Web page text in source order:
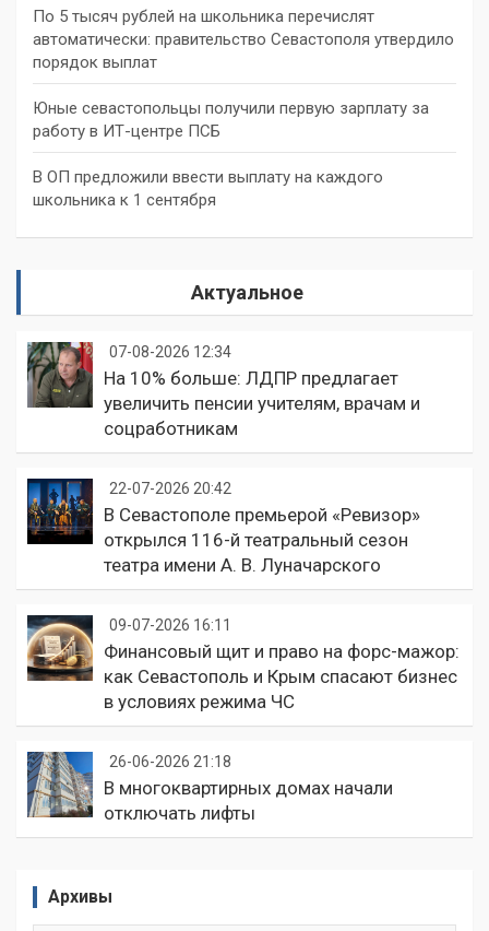
По 5 тысяч рублей на школьника перечислят
автоматически: правительство Севастополя утвердило
порядок выплат
Юные севастопольцы получили первую зарплату за
работу в ИТ-центре ПСБ
В ОП предложили ввести выплату на каждого
школьника к 1 сентября
Актуальное
07-08-2026 12:34
На 10% больше: ЛДПР предлагает
увеличить пенсии учителям, врачам и
соцработникам
22-07-2026 20:42
В Севастополе премьерой «Ревизор»
открылся 116-й театральный сезон
театра имени А. В. Луначарского
09-07-2026 16:11
Финансовый щит и право на форс-мажор:
как Севастополь и Крым спасают бизнес
в условиях режима ЧС
26-06-2026 21:18
В многоквартирных домах начали
отключать лифты
Архивы